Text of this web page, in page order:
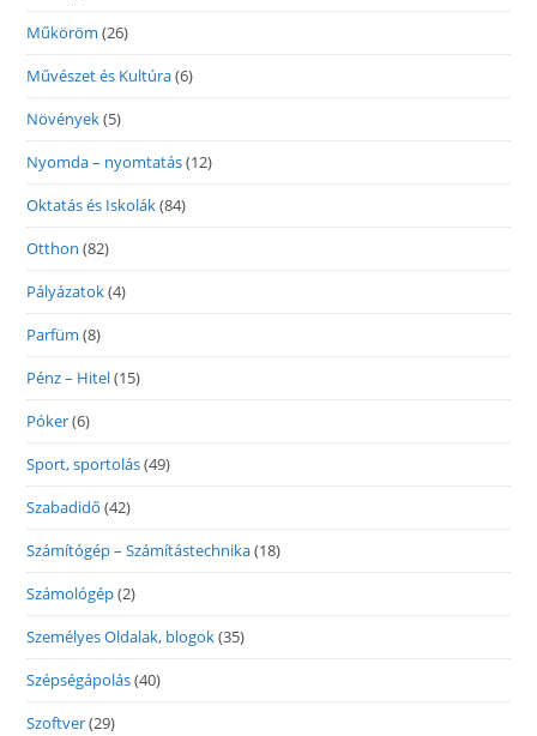
Műköröm (26)
Művészet és Kultúra(6)
Növények(5)
Nyomda – nyomtatás(12)
Oktatás és Iskolák(84)
Otthon (82)
Pályázatok(4)
Parfüm (8)
Pénz – Hitel(15)
Póker(6)
Sport, sportolás(49)
Szabadidő (42)
Számítógép – Számítástechnika(18)
Számológép(2)
Személyes Oldalak, blogok(35)
Szépségápolás(40)
Szoftver(29)